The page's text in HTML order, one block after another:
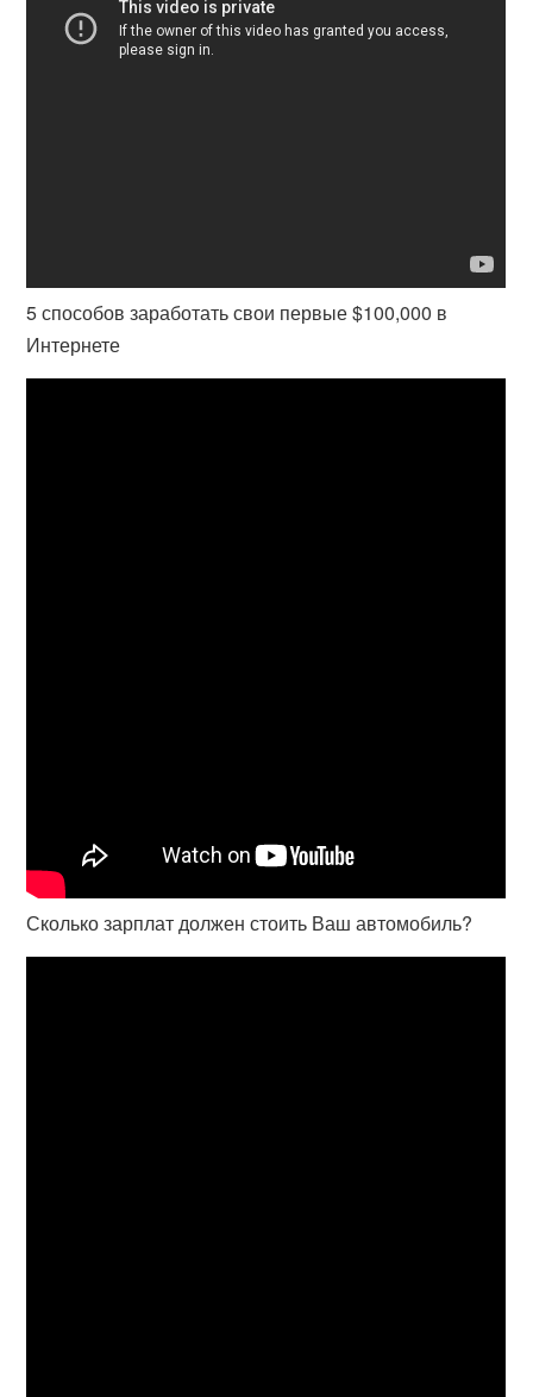
5 способов заработать свои первые $100,000 в
Интернете
Сколько зарплат должен стоить Ваш автомобиль?